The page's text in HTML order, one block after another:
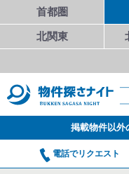
首都圏
北関東
掲載物件以外
電話でリクエスト